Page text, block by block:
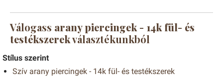
Válogass arany piercingek - 14k fül- és
testékszerekválasztékunkból
Stílus szerint
Szív arany piercingek - 14k fül- és testékszerek